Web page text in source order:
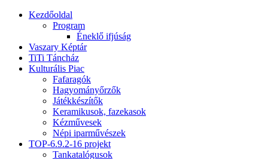
Kezdőoldal
Program
Éneklő ifjúság
Vaszary Képtár
TiTi Táncház
Kulturális Piac
Fafaragók
Hagyományőrzők
Játékkészítők
Keramikusok, fazekasok
Kézművesek
Népi iparművészek
TOP-6.9.2-16 projekt
Tankatalógusok